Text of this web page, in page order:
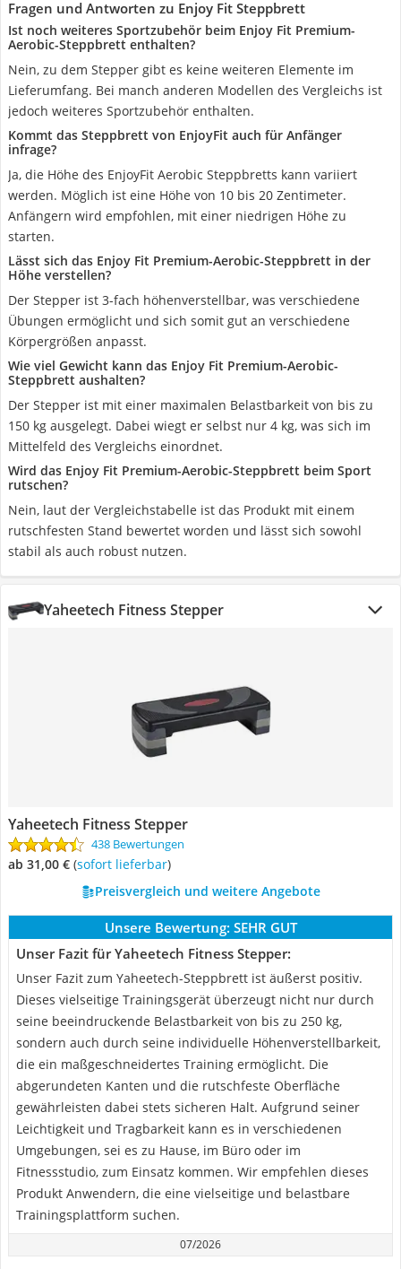
Fragen und Antworten zu Enjoy Fit Steppbrett
Ist noch weiteres Sportzubehör beim Enjoy Fit Premium-
Aerobic-Steppbrett enthalten?
Nein, zu dem Stepper gibt es keine weiteren Elemente im
Lieferumfang. Bei manch anderen Modellen des Vergleichs ist
jedoch weiteres Sportzubehör enthalten.
Kommt das Steppbrett von EnjoyFit auch für Anfänger
infrage?
Ja, die Höhe des EnjoyFit Aerobic Steppbretts kann variiert
werden. Möglich ist eine Höhe von 10 bis 20 Zentimeter.
Anfängern wird empfohlen, mit einer niedrigen Höhe zu
starten.
Lässt sich das Enjoy Fit Premium-Aerobic-Steppbrett in der
Höhe verstellen?
Der Stepper ist 3-fach höhenverstellbar, was verschiedene
Übungen ermöglicht und sich somit gut an verschiedene
Körpergrößen anpasst.
Wie viel Gewicht kann das Enjoy Fit Premium-Aerobic-
Steppbrett aushalten?
Der Stepper ist mit einer maximalen Belastbarkeit von bis zu
150 kg ausgelegt. Dabei wiegt er selbst nur 4 kg, was sich im
Mittelfeld des Vergleichs einordnet.
Wird das Enjoy Fit Premium-Aerobic-Steppbrett beim Sport
rutschen?
Nein, laut der Vergleichstabelle ist das Produkt mit einem
rutschfesten Stand bewertet worden und lässt sich sowohl
stabil als auch robust nutzen.
Yaheetech Fitness Stepper
Yaheetech Fitness Stepper
438 Bewertungen
ab 31,00 € ( Sofort lieferbar)
Preisvergleich und weitere Angebote
Unsere Bewertung: SEHR GUT
Unser Fazit für Yaheetech Fitness Stepper:
Unser Fazit zum Yaheetech-Steppbrett ist äußerst positiv.
Dieses vielseitige Trainingsgerät überzeugt nicht nur durch
seine beeindruckende Belastbarkeit von bis zu 250 kg,
sondern auch durch seine individuelle Höhenverstellbarkeit,
die ein maßgeschneidertes Training ermöglicht. Die
abgerundeten Kanten und die rutschfeste Oberfläche
gewährleisten dabei stets sicheren Halt. Aufgrund seiner
Leichtigkeit und Tragbarkeit kann es in verschiedenen
Umgebungen, sei es zu Hause, im Büro oder im
Fitnessstudio, zum Einsatz kommen. Wir empfehlen dieses
Produkt Anwendern, die eine vielseitige und belastbare
Trainingsplattform suchen.
07/2026